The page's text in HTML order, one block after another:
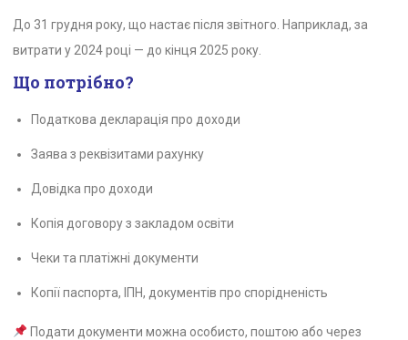
До 31 грудня року, що настає після звітного. Наприклад, за
витрати у 2024 році — до кінця 2025 року.
Що потрібно?
Податкова декларація про доходи
Заява з реквізитами рахунку
Довідка про доходи
Копія договору з закладом освіти
Чеки та платіжні документи
Копії паспорта, ІПН, документів про спорідненість
Подати документи можна особисто, поштою або через